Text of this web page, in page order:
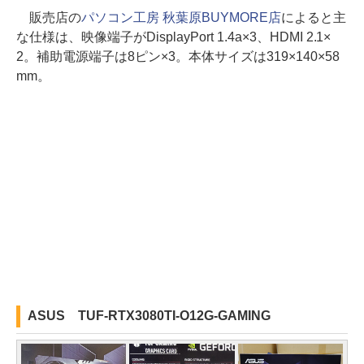
販売店のパソコン工房 秋葉原BUYMORE店によると主
な仕様は、映像端子がDisplayPort 1.4a×3、HDMI 2.1×
2。補助電源端子は8ピン×3。本体サイズは319×140×58
mm。
ASUS TUF-RTX3080TI-O12G-GAMING